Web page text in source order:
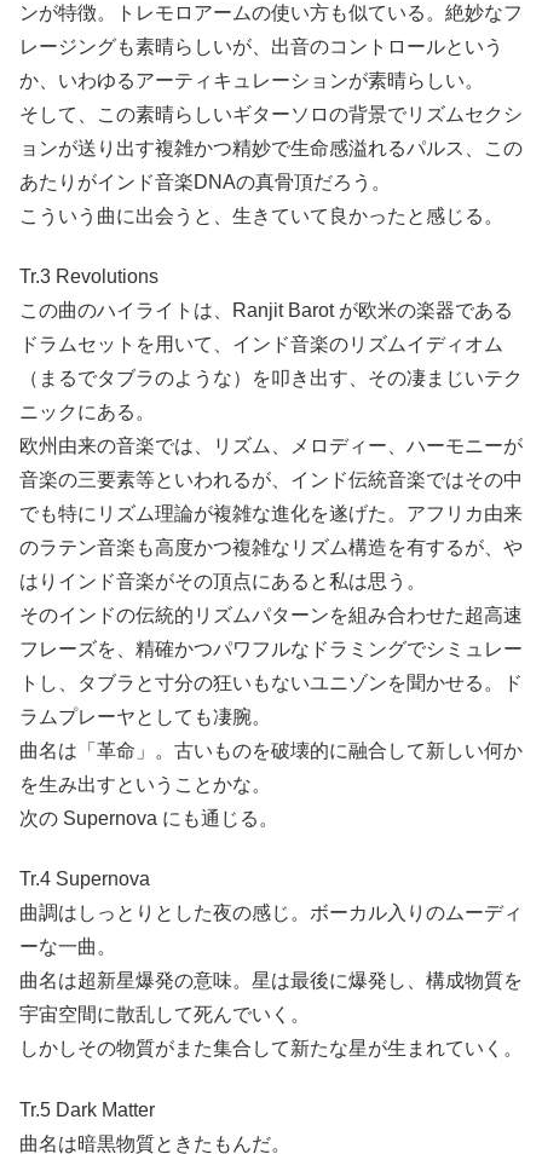
ンが特徴。トレモロアームの使い方も似ている。絶妙なフ
レージングも素晴らしいが、出音のコントロールという
か、いわゆるアーティキュレーションが素晴らしい。
そして、この素晴らしいギターソロの背景でリズムセクシ
ョンが送り出す複雑かつ精妙で生命感溢れるパルス、この
あたりがインド音楽DNAの真骨頂だろう。
こういう曲に出会うと、生きていて良かったと感じる。
Tr.3 Revolutions
この曲のハイライトは、Ranjit Barot が欧米の楽器である
ドラムセットを用いて、インド音楽のリズムイディオム
（まるでタブラのような）を叩き出す、その凄まじいテク
ニックにある。
欧州由来の音楽では、リズム、メロディー、ハーモニーが
音楽の三要素等といわれるが、インド伝統音楽ではその中
でも特にリズム理論が複雑な進化を遂げた。アフリカ由来
のラテン音楽も高度かつ複雑なリズム構造を有するが、や
はりインド音楽がその頂点にあると私は思う。
そのインドの伝統的リズムパターンを組み合わせた超高速
フレーズを、精確かつパワフルなドラミングでシミュレー
トし、タブラと寸分の狂いもないユニゾンを聞かせる。ド
ラムプレーヤとしても凄腕。
曲名は「革命」。古いものを破壊的に融合して新しい何か
を生み出すということかな。
次の Supernova にも通じる。
Tr.4 Supernova
曲調はしっとりとした夜の感じ。ボーカル入りのムーディ
ーな一曲。
曲名は超新星爆発の意味。星は最後に爆発し、構成物質を
宇宙空間に散乱して死んでいく。
しかしその物質がまた集合して新たな星が生まれていく。
Tr.5 Dark Matter
曲名は暗黒物質ときたもんだ。